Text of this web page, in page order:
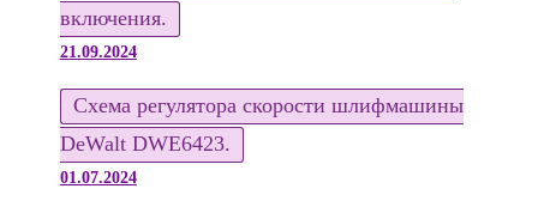
включения.
21.09.2024
Схема регулятора скорости шлифмашины
DeWalt DWE6423.
01.07.2024